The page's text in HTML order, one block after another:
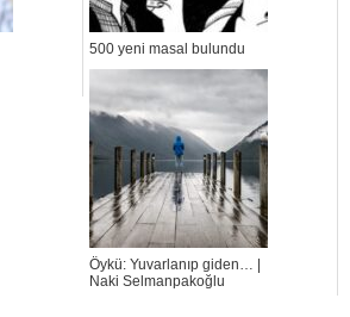
500 yeni masal bulundu
Öykü: Yuvarlanıp giden… |
Naki Selmanpakoğlu